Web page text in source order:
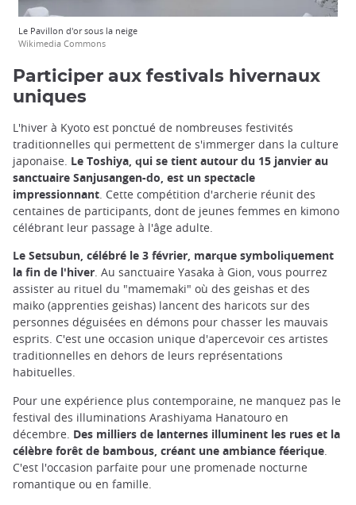
Le Pavillon d'or sous la neige
Wikimedia Commons
Participer aux festivals hivernaux
uniques
L'hiver à Kyoto est ponctué de nombreuses festivités
traditionnelles qui permettent de s'immerger dans la culture
japonaise. Le Toshiya, qui se tient autour du 15 janvier au
sanctuaire Sanjusangen-do, est un spectacle
impressionnant. Cette compétition d'archerie réunit des
centaines de participants, dont de jeunes femmes en kimono
célébrant leur passage à l'âge adulte.
Le Setsubun, célébré le 3 février, marque symboliquement
la fin de l'hiver. Au sanctuaire Yasaka à Gion, vous pourrez
assister au rituel du "mamemaki" où des geishas et des
maiko (apprenties geishas) lancent des haricots sur des
personnes déguisées en démons pour chasser les mauvais
esprits. C'est une occasion unique d'apercevoir ces artistes
traditionnelles en dehors de leurs représentations
habituelles.
Pour une expérience plus contemporaine, ne manquez pas le
festival des illuminations Arashiyama Hanatouro en
décembre. Des milliers de lanternes illuminent les rues et la
célèbre forêt de bambous, créant une ambiance féerique
C'est l'occasion parfaite pour une promenade nocturne
romantique ou en famille.